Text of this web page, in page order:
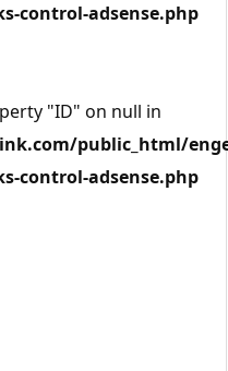
control-adsense.php
"ID" on null in
public_html/
control-adsense.php